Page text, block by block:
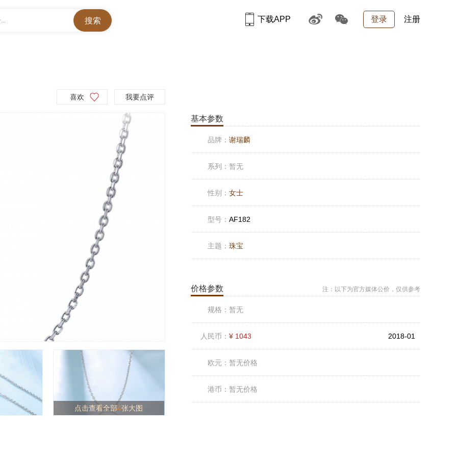
登录 注册
下载APP
喜欢 我要点评
点击查看全部4张大图
基本参数
品牌： 谢瑞麟
系列： 暂无
性别： 女士
型号： AF182
主题： 珠宝
价格参数 注：以下为官方媒体公价，仅供参考
规格： 暂无
人民币： ¥ 1043 2018-01
欧元： 暂无价格
港币： 暂无价格